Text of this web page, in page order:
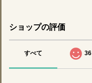
ショップの評価
すべて 36